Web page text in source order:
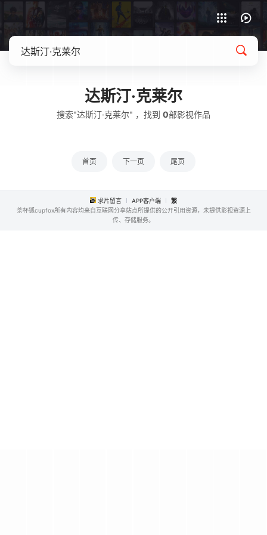
达斯汀·克莱尔
搜索"达斯汀·克莱尔" ，找到 0部影视作品
首页 下一页 尾页
求片留言 APP客户端
繁
茶杯狐cupfox所有内容均来自互联网分享站点所提供的公开引用资源，未提供影视资源上
传、存储服务。